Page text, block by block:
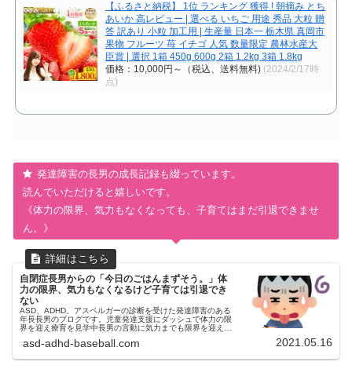
【ふるさと納税】 1位 ランキング 獲得 ! 朝摘み とち
あいか 高レビュー | 選べる いちご 用途 秀品 大粒 贈
答 訳あり 小粒 加工用 | 生産量 日本一 栃木県 真岡市
果物 フルーツ 苺 イチゴ 人気 数量限定 農林水産大
臣賞 | 選択 1箱 450g 600g 2箱 1.2kg 3箱 1.8kg
価格：10,000円～（税込、送料無料) (2024/2/17時
点)
発達障害の長男の成長記録も綴っています。
読んでいただけると嬉しいです。
《体力の限界、気力もなくなっても、子育てはまだ引退できませ
ん。》
自閉症長男からの「今日のごはんまずそう。」体
力の限界、気力もなくなるけど子育ては引退でき
ない
ASD、ADHD、アスペルガーの診断を受けた発達障害のある
年長長男のブログです。児童発達支援にダッシュで体力の限
界を迎え療育を見学中長男の言動に気力までも限界を迎える
まだ引退できません。
asd-adhd-baseball.com 2021.05.16